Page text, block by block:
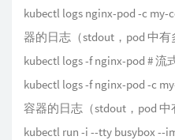
kubectl logs nginx-pod -c my-
器的日志（stdout，pod 中有
kubectl logs -f nginx-pod # 流
kubectl logs -f nginx-pod -c
容器的日志（stdout，pod 中
kubectl run -i --tty busybox --